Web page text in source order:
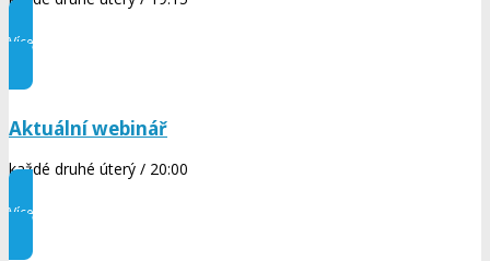
Více informací
Aktuální webinář
každé druhé úterý / 20:00
Více informací